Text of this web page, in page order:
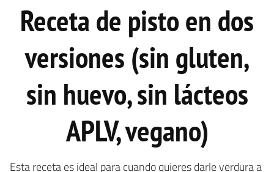
Receta de pisto en dos
versiones (sin gluten,
sin huevo, sin lácteos
APLV, vegano)
Esta receta es ideal para cuando quieres darle verdura a